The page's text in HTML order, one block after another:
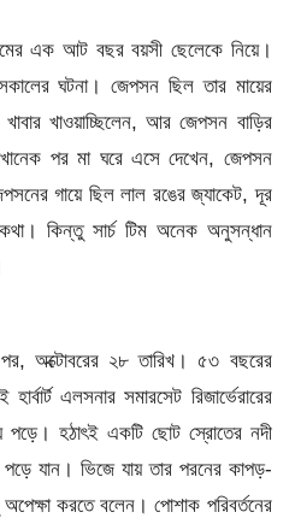
এক আট বছর বয়সী ছেলেকে নিয়ে।
ঘটনা। জেপসন ছিল তার মায়ের
খাওয়াচ্ছিলেন, আর জেপসন বাড়ির
পর মা ঘরে এসে দেখেন, জেপসন
গায়ে ছিল লাল রঙের জ্যাকেট, দূর
কিন্তু সার্চ টিম অনেক অনুসন্ধান
অক্টোবরের ২৮ তারিখ। ৫৩ বছরের
এলসনার সমারসেট রিজার্ভেরারের
পড়ে। হঠাৎই একটি ছোট স্রোতের নদী
পড়ে যান। ভিজে যায় তার পরনের কাপড়-
করতে বলেন। পোশাক পরিবর্তনের